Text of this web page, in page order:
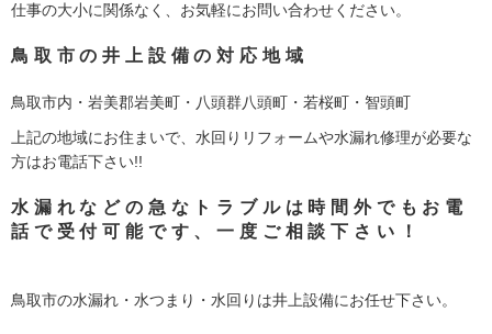
仕事の大小に関係なく、お気軽にお問い合わせください。
鳥取市の井上設備の対応地域
鳥取市内・岩美郡岩美町・八頭群八頭町・若桜町・智頭町
上記の地域にお住まいで、水回りリフォームや水漏れ修理が必要な
方はお電話下さい!!
水漏れなどの急なトラブルは時間外でもお電
話で受付可能です、一度ご相談下さい！
鳥取市の水漏れ・水つまり・水回りは井上設備にお任せ下さい。